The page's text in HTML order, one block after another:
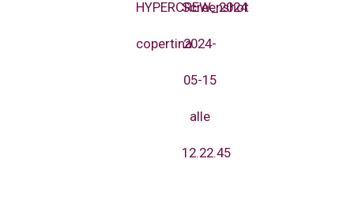
HYPERCREW_2024
copertina
Screenshot
2024-
05-15
alle
12.22.45